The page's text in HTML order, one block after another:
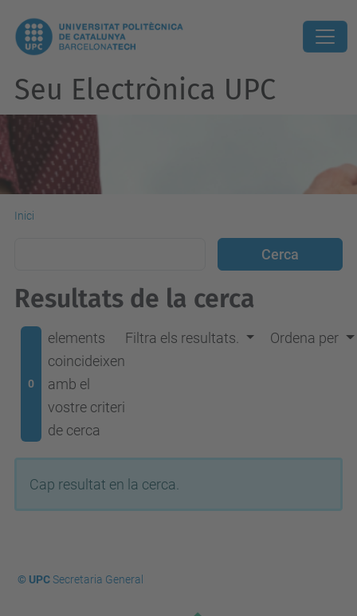
Seu Electrònica UPC
Inici
Resultats de la cerca
0
elements
coincideixen
amb el
vostre criteri
de cerca
Filtra els resultats. Ordena per
Cap resultat en la cerca.
© UPCSecretaria General